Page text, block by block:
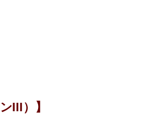
III）】